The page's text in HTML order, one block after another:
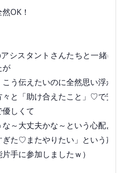
OK！
シスタントさんたちと一緒にレ
が
う伝えたいのに全然思い浮かば
々と「助け合えたこと」♡で安心
しくて
～大丈夫かな～という心配よりも
ぎた♡またやりたい」という声ば
手に参加しましたｗ）